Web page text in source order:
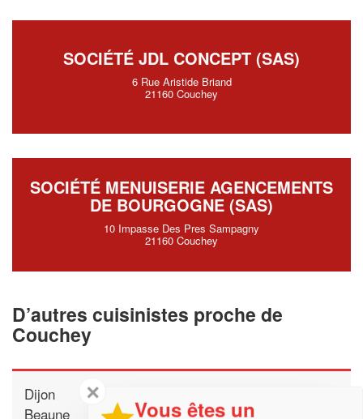
SOCIÉTÉ JDL CONCEPT (SAS)
6 Rue Aristide Briand
21160 Couchey
SOCIÉTÉ MENUISERIE AGENCEMENTS
DE BOURGOGNE (SAS)
10 Impasse Des Pres Sampagny
21160 Couchey
D’autres cuisinistes proche de
Couchey
Dijon
Beaune
✕
Vous êtes un